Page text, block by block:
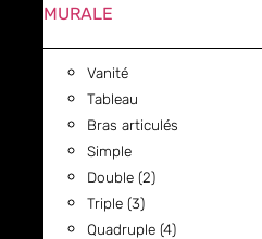
MURALE
Vanité
Tableau
Bras articulés
Simple
Double (2)
Triple (3)
Quadruple (4)